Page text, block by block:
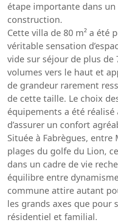
étape importante dans
construction.
Cette villa de 80 m² a été
véritable sensation
vide sur séjour de plus de
volumes vers le haut et
de grandeur rarement
de cette taille. Le choix
équipements a été
d’assurer un confort
Située à Fabrègues,
plages du golfe du Lion,
dans un cadre de vie
équilibre entre
commune attire autant
les grands axes que pour
résidentiel et familial.